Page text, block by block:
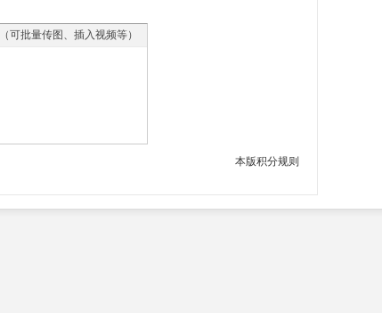
（可批量传图、插入视频等）
本版积分规则